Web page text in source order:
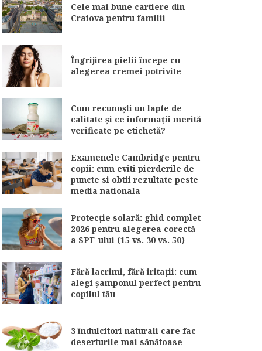
Cele mai bune cartiere din
Craiova pentru familii
Îngrijirea pielii începe cu
alegerea cremei potrivite
Cum recunoști un lapte de
calitate și ce informații merită
verificate pe etichetă?
Examenele Cambridge pentru
copii: cum eviti pierderile de
puncte si obtii rezultate peste
media nationala
Protecție solară: ghid complet
2026 pentru alegerea corectă
a SPF-ului (15 vs. 30 vs. 50)
Fără lacrimi, fără iritații: cum
alegi șamponul perfect pentru
copilul tău
3 îndulcitori naturali care fac
deserturile mai sănătoase